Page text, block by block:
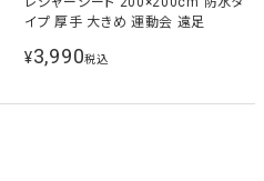
イプ 厚手 大きめ 運動会 遠足
¥3,990税込